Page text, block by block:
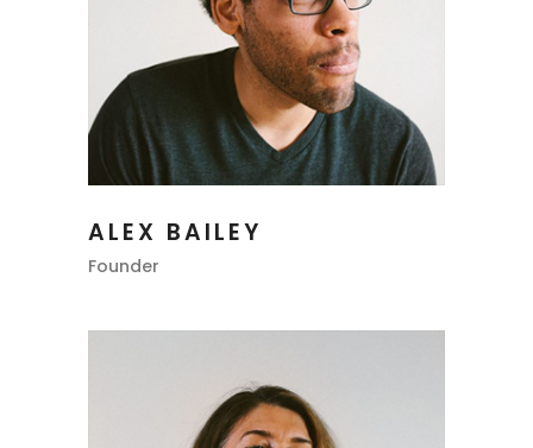
ALEX BAILEY
Founder